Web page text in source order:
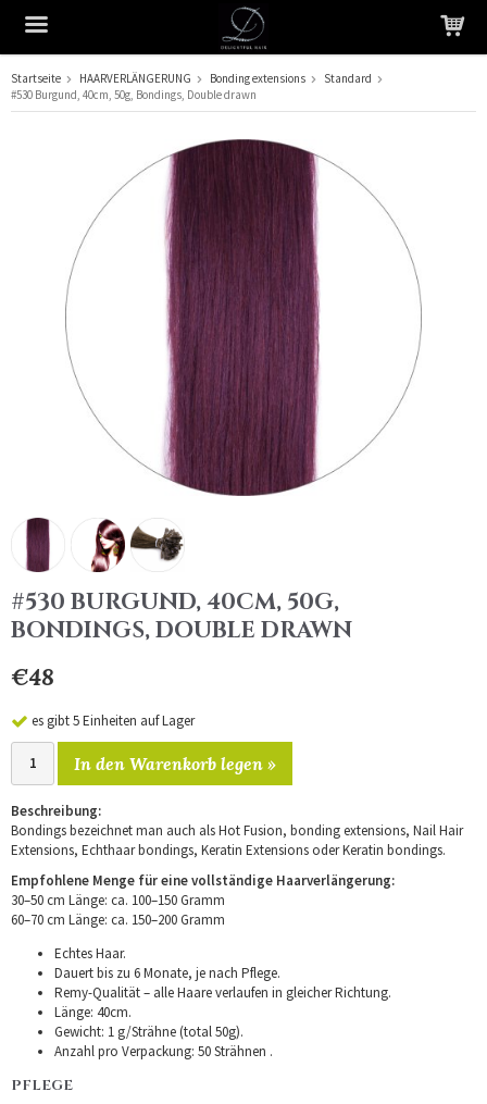
Das Produkt wurde in Ihren Warenkorb gelegt
Startseite HAARVERLÄNGERUNG Bonding extensions
Standard
#530 Burgund, 40cm, 50g, Bondings, Double drawn
#530 BURGUND, 40CM, 50G,
BONDINGS, DOUBLE DRAWN
€48
es gibt 5 Einheiten auf Lager
In den Warenkorb legen »
Beschreibung:
Bondings bezeichnet man auch als Hot Fusion, bonding extensions, Nail Hair
Extensions, Echthaar bondings, Keratin Extensions oder Keratin bondings.
Empfohlene Menge für eine vollständige Haarverlängerung:
30–50 cm Länge: ca. 100–150 Gramm
60–70 cm Länge: ca. 150–200 Gramm
Echtes Haar.
Dauert bis zu 6 Monate, je nach Pflege.
Remy-Qualität – alle Haare verlaufen in gleicher Richtung.
Länge: 40cm.
Gewicht: 1 g/Strähne (total 50g).
Anzahl pro Verpackung: 50 Strähnen .
PFLEGE